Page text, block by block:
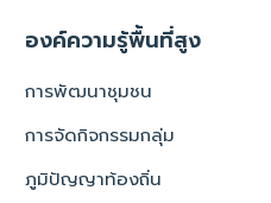
องค์ความรู้พื้นที่สูง
การพัฒนาชุมชน
การจัดกิจกรรมกลุ่ม
ภูมิปัญญาท้องถิ่น